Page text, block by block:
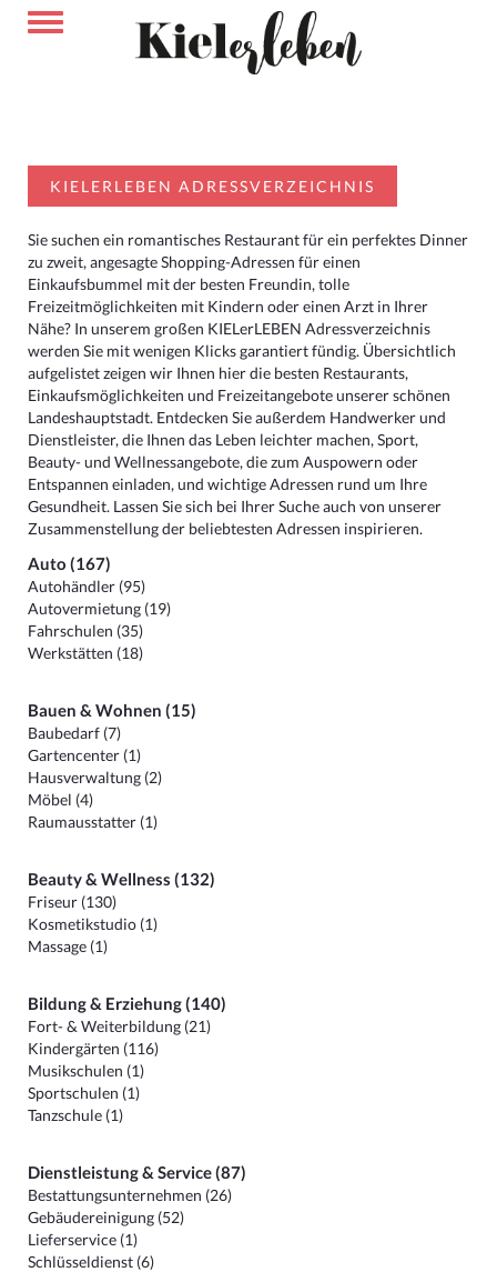
KIELERLEBEN ADRESSVERZEICHNIS
Sie suchen ein romantisches Restaurant für ein perfektes Dinner
zu zweit, angesagte Shopping-Adressen für einen
Einkaufsbummel mit der besten Freundin, tolle
Freizeitmöglichkeiten mit Kindern oder einen Arzt in Ihrer
Nähe? In unserem großen KIELerLEBEN Adressverzeichnis
werden Sie mit wenigen Klicks garantiert fündig. Übersichtlich
aufgelistet zeigen wir Ihnen hier die besten Restaurants,
Einkaufsmöglichkeiten und Freizeitangebote unserer schönen
Landeshauptstadt. Entdecken Sie außerdem Handwerker und
Dienstleister, die Ihnen das Leben leichter machen, Sport,
Beauty- und Wellnessangebote, die zum Auspowern oder
Entspannen einladen, und wichtige Adressen rund um Ihre
Gesundheit. Lassen Sie sich bei Ihrer Suche auch von unserer
Zusammenstellung der beliebtesten Adressen inspirieren.
Auto (167)
Autohändler (95)
Autovermietung (19)
Fahrschulen (35)
Werkstätten (18)
Bauen & Wohnen (15)
Baubedarf (7)
Gartencenter (1)
Hausverwaltung (2)
Möbel (4)
Raumausstatter (1)
Beauty & Wellness (132)
Friseur (130)
Kosmetikstudio (1)
Massage (1)
Bildung & Erziehung (140)
Fort- & Weiterbildung (21)
Kindergärten (116)
Musikschulen (1)
Sportschulen (1)
Tanzschule (1)
Dienstleistung & Service (87)
Bestattungsunternehmen (26)
Gebäudereinigung (52)
Lieferservice (1)
Schlüsseldienst (6)